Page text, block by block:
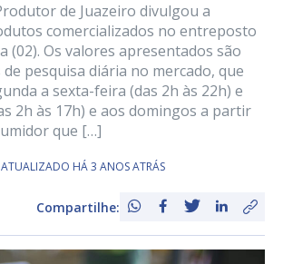
de Juazeiro divulgou a
comercializados no entreposto
(02). Os valores apresentados são
pesquisa diária no mercado, que
a sexta-feira (das 2h às 22h) e
2h às 17h) e aos domingos a partir
que […]
ATUALIZADO HÁ 3 ANOS ATRÁS
Compartilhe: